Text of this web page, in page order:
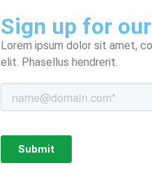
Sign up for
Lorem ipsum dolor sit amet,
elit. Phasellus hendrerit.